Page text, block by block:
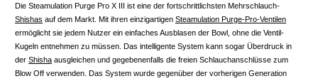
Die Steamulation Purge Pro X III ist eine der fortschrittlichsten Mehrschlauch-
Shishas auf dem Markt. Mit ihren einzigartigen Steamulation Purge-Pro-Ventilen
ermöglicht sie jedem Nutzer ein einfaches Ausblasen der Bowl, ohne die Ventil-
Kugeln entnehmen zu müssen. Das intelligente System kann sogar Überdruck in
der Shisha ausgleichen und gegebenenfalls die freien Schlauchanschlüsse zum
Blow Off verwenden. Das System wurde gegenüber der vorherigen Generation